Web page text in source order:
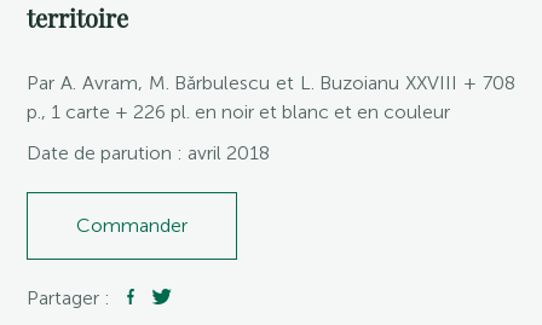
territoire
Par A. Avram, M. Bărbulescu et L. Buzoianu XXVIII + 708
p., 1 carte + 226 pl. en noir et blanc et en couleur
Date de parution : avril 2018
Commander
Partager :